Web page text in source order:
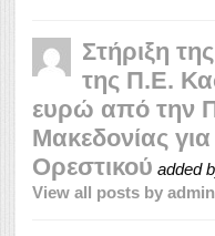
Στήριξη
της Π.Ε.
ευρώ από την
Μακεδονίας
Ορεστικού added
View all posts by